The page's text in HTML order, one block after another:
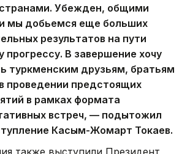
Убежден, общими
мы добьемся еще больших
результатов на пути
прогрессу. В завершение хочу
туркменским друзьям, братьям
проведении предстоящих
в рамках формата
встреч, — подытожил
Касым-Жомарт Токаев.